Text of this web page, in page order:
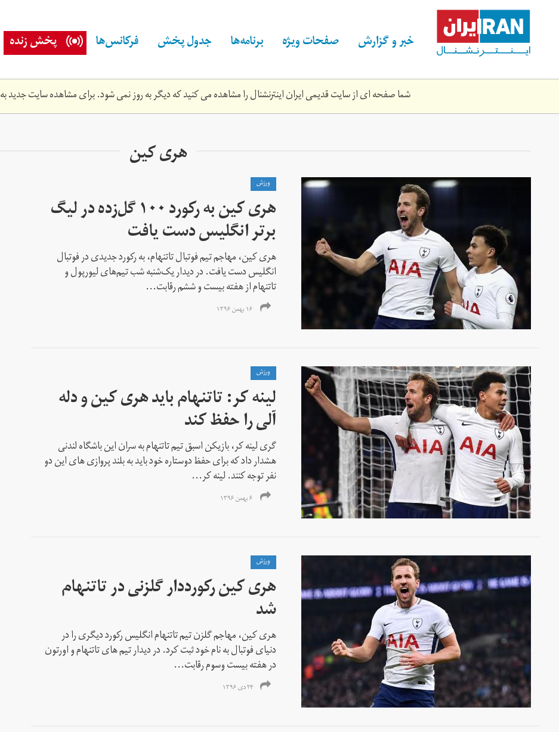
content خبر و گزارش صفحات ویژه برنامه‌ها جدول پخش فرکانس‌ها پخش زنده
شما صفحه ای از سایت قدیمی ایران اینترنشنال را مشاهده می کنید که دیگر به روز نمی شود. برای مشاهده سایت جدید به
هری کین
ورزش
هری کین به رکورد ۱۰۰ گل‌زده در لیگ
برتر انگلیس دست یافت
هری کین، مهاجم تیم فوتبال تاتنهام، به رکورد جدیدی در فوتبال
انگلیس دست یافت. در دیدار یک‌شنبه شب تیم‌های لیورپول و
تاتنهام از هفته بیست و ششم رقابت‌...
۱۶ بهمن ۱۳۹۶
ورزش
لینه کر: تاتنهام باید هری کین و دله
آلی را حفظ کند
گری لینه کر، بازیکن اسبق تیم تاتنهام به سران این باشگاه لندنی
هشدار داد که برای حفظ دوستاره خود باید به بلند پروازی های این دو
نفر توجه کنند. لینه کر...
۶ بهمن ۱۳۹۶
ورزش
هری کین رکورددار گلزنی در تاتنهام
شد
هری کین، مهاجم گلزن تیم تاتنهام انگلیس رکورد دیگری را در
دنیای فوتبال به نام خود ثبت کرد. در دیدار تیم های تاتنهام و اورتون
در هفته بیست وسوم رقابت...
۲۴ دی ۱۳۹۶